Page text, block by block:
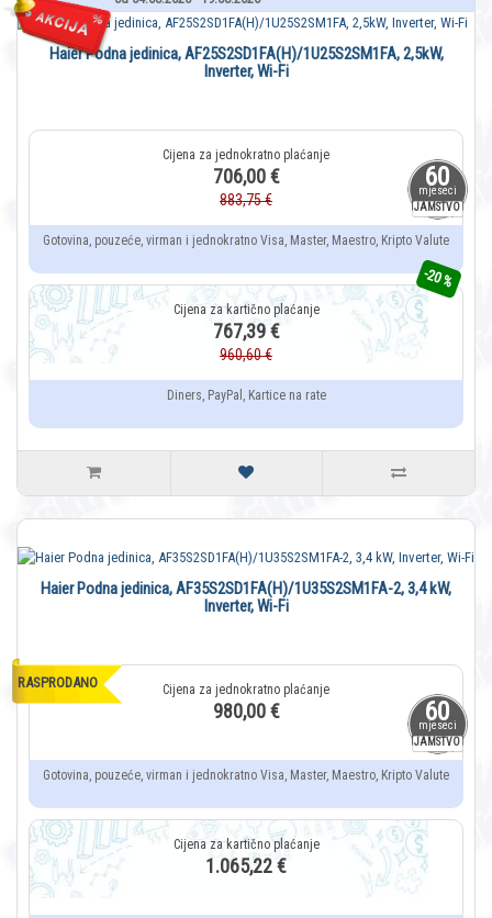
60
mjeseci
JAMSTVO
Haier Podna jedinica, AF25S2SD1FA(H)/1U25S2SM1FA, 2,5kW,
Inverter, Wi-Fi
706,00 €
883,75 €
Gotovina, pouzeće, virman i jednokratno Visa, Master, Maestro, Kripto Valute
-20 %
767,39 €
960,60 €
Diners, PayPal, Kartice na rate
60
mjeseci
JAMSTVO
RASPRODANO
Haier Podna jedinica, AF35S2SD1FA(H)/1U35S2SM1FA-2, 3,4 kW,
Inverter, Wi-Fi
980,00 €
Gotovina, pouzeće, virman i jednokratno Visa, Master, Maestro, Kripto Valute
1.065,22 €